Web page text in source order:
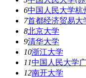
6中国人民大学杭
7首都经济贸易大
8北京大学
9清华大学
10浙江大学
11中国人民大学
12南开大学